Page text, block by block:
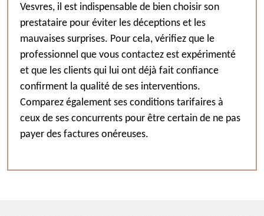
Vesvres, il est indispensable de bien choisir son
prestataire pour éviter les déceptions et les
mauvaises surprises. Pour cela, vérifiez que le
professionnel que vous contactez est expérimenté
et que les clients qui lui ont déjà fait confiance
confirment la qualité de ses interventions.
Comparez également ses conditions tarifaires à
ceux de ses concurrents pour être certain de ne pas
payer des factures onéreuses.